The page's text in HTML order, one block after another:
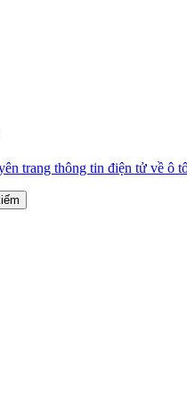
trang thông tin điện tử về ô